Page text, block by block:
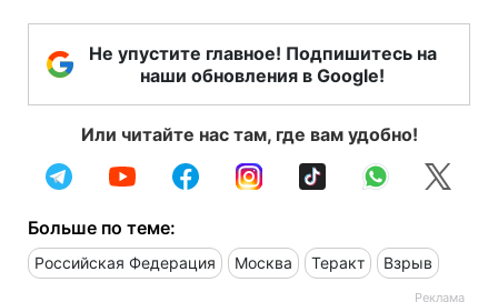
Не упустите главное! Подпишитесь на
наши обновления в Google!
Или читайте нас там, где вам удобно!
Больше по теме:
Российская Федерация Москва Теракт Взрыв